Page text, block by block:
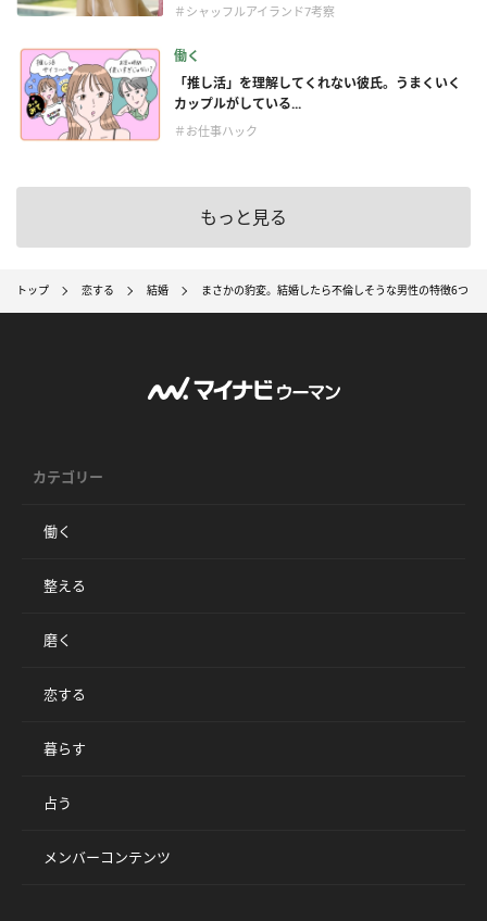
＃シャッフルアイランド7考察
働く
「推し活」を理解してくれない彼氏。うまくいく
カップルがしている...
＃お仕事ハック
もっと見る
トップ 恋する 結婚 まさかの豹変。結婚したら不倫しそうな男性の特徴6つ
カテゴリー
働く
整える
磨く
恋する
暮らす
占う
メンバーコンテンツ